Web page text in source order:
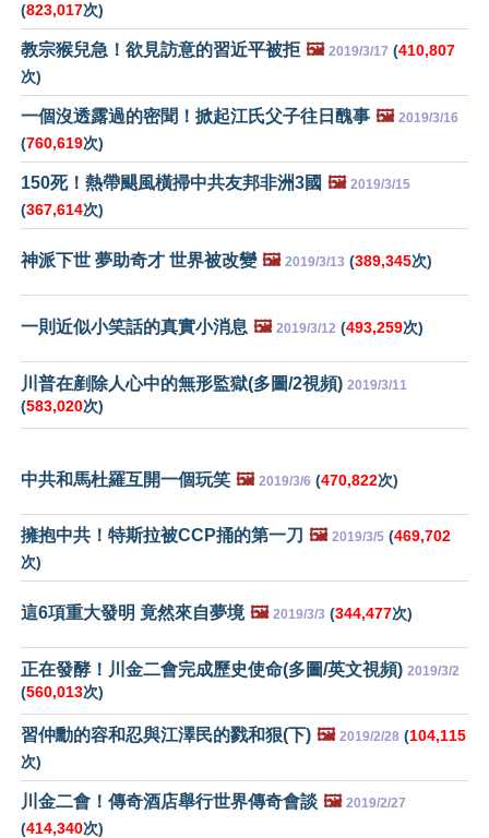
(823,017次)
教宗猴兒急！欲見訪意的習近平被拒 🖼️ 2019/3/17 (410,807
次)
一個沒透露過的密聞！掀起江氏父子往日醜事 🖼️ 2019/3/16
(760,619次)
150死！熱帶颶風橫掃中共友邦非洲3國 🖼️ 2019/3/15
(367,614次)
神派下世 夢助奇才 世界被改變 🖼️ 2019/3/13 (389,345次)
一則近似小笑話的真實小消息 🖼️ 2019/3/12 (493,259次)
川普在剷除人心中的無形監獄(多圖/2視頻) 2019/3/11
(583,020次)
中共和馬杜羅互開一個玩笑 🖼️ 2019/3/6 (470,822次)
擁抱中共！特斯拉被CCP捅的第一刀 🖼️ 2019/3/5 (469,702
次)
這6項重大發明 竟然來自夢境 🖼️ 2019/3/3 (344,477次)
正在發酵！川金二會完成歷史使命(多圖/英文視頻) 2019/3/2
(560,013次)
習仲勳的容和忍與江澤民的戮和狠(下) 🖼️ 2019/2/28 (104,115
次)
川金二會！傳奇酒店舉行世界傳奇會談 🖼️ 2019/2/27
(414,340次)